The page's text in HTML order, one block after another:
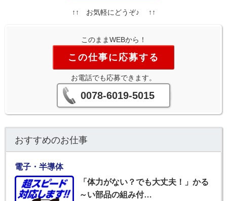
↑↑ お気軽にどうぞ♪ ↑↑
このままWEBから！
この仕事に応募する
お電話でも応募できます。
0078-6019-5015
おすすめのお仕事
電子・半導体
「体力がない？でも大丈夫！」かる
～い部品の組み付…